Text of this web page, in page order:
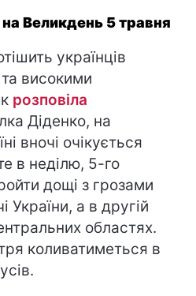
Великдень 5 травня
українців
високими
розповіла
Діденко, на
вночі очікується
в неділю, 5-го
дощі з грозами
України, а в другій
областях.
коливатиметься в